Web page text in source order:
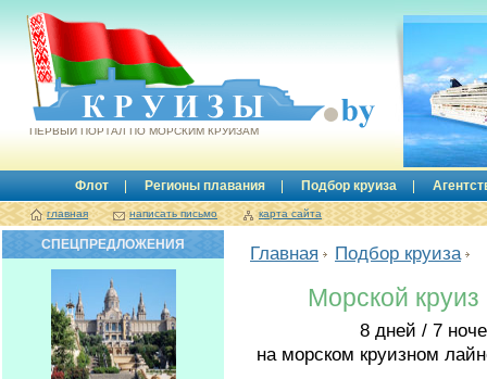
Круизы.by
ПЕРВЫЙ ПОРТАЛ ПО МОРСКИМ КРУИЗАМ
Флот Регионы плавания Подбор круиза
главная написать письмо карта сайта
Главная Подбор круиза
Морской
8 дней / 7
на морском круизном
СПЕЦПРЕДЛОЖЕНИЯ